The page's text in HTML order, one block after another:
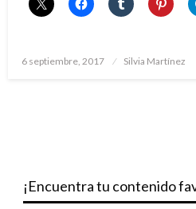
Publicado
6 septiembre, 2017 Silvia Martínez
¡Encuentra tu contenido